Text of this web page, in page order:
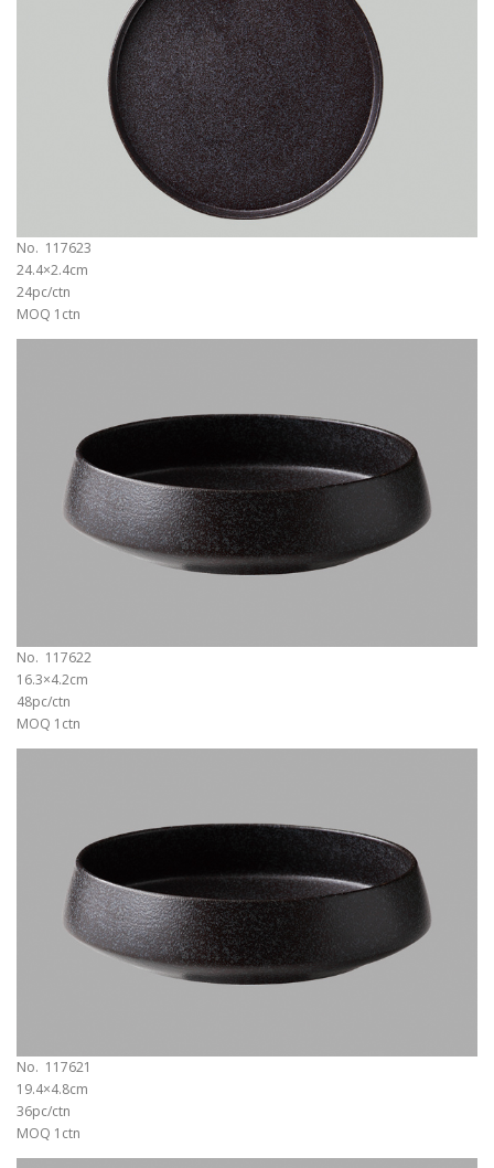
No. 117623
24.4×2.4cm
24pc/ctn
MOQ 1ctn
No. 117622
16.3×4.2cm
48pc/ctn
MOQ 1ctn
No. 117621
19.4×4.8cm
36pc/ctn
MOQ 1ctn